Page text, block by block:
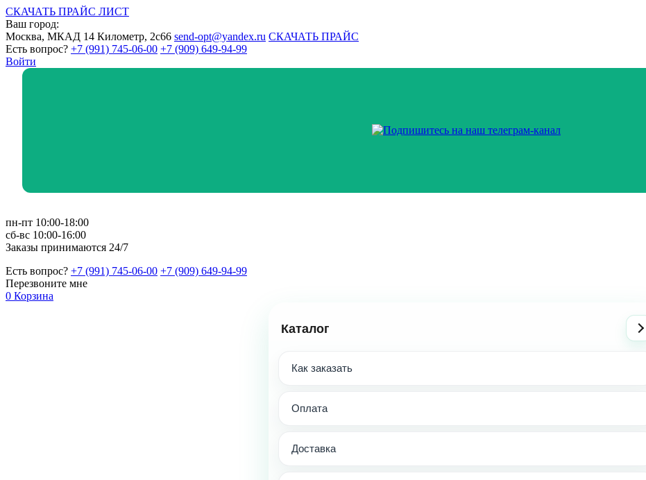
СКАЧАТЬ ПРАЙС ЛИСТ
Ваш город:
Москва, МКАД 14 Километр, 2с66 send-opt@yandex.ru СКАЧАТЬ ПРАЙС
Есть вопрос? +7 (991) 745-06-00 +7 (909) 649-94-99
Войти
пн-пт 10:00-18:00
сб-вс 10:00-16:00
Заказы принимаются 24/7
Есть вопрос? +7 (991) 745-06-00 +7 (909) 649-94-99
Перезвоните мне
0 Корзина
Каталог
Как заказать
Оплата
Доставка